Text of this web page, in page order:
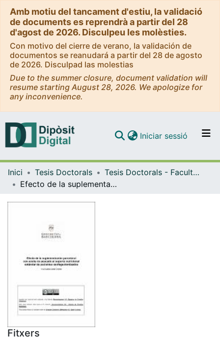
Amb motiu del tancament d'estiu, la validació
de documents es reprendrà a partir del 28
d'agost de 2026. Disculpeu les molèsties.
Con motivo del cierre de verano, la validación de
documentos se reanudará a partir del 28 de agosto
de 2026. Disculpad las molestias
Due to the summer closure, document validation will
resume starting August 28, 2026. We apologize for
any inconvenience.
Navega per tot el DD
Iniciar sessió (current)
Inici Tesis Doctorals
Tesis Doctorals - Facultat - Medicina i Ciències de la Salut
Efecto de la suplementación parenteral con aceite de pescado al soporte nutricional estándar de pacientes esofagectomizados
Fitxers